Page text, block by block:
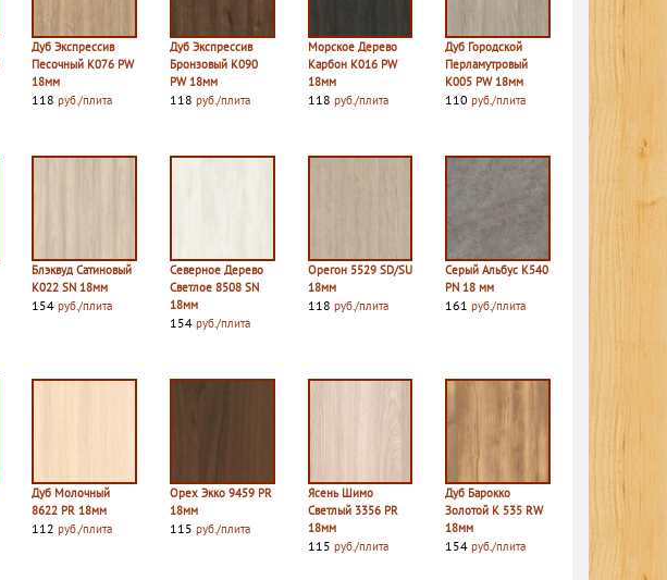
Дуб Экспрессив
Песочный K076 PW
18мм
118руб./плита
Дуб Экспрессив
Бронзовый K090
PW 18мм
118 руб./плита
Морское Дерево
Карбон K016 PW
18мм
118 руб./плита
Дуб Городской
Перламутровый
K005 PW 18мм
110руб./плита
Блэквуд Сатиновый
K022 SN 18мм
154руб./плита
Северное Дерево
Светлое 8508 SN
18мм
154 руб./плита
Орегон 5529 SD/SU
18мм
118 руб./плита
Серый Альбус К540
PN 18 мм
161руб./плита
Дуб Молочный
8622 PR 18мм
112руб./плита
Орех Экко 9459 PR
18мм
115 руб./плита
Ясень Шимо
Светлый 3356 PR
18мм
115 руб./плита
Дуб Барокко
Золотой K 535 RW
18мм
154руб./плита